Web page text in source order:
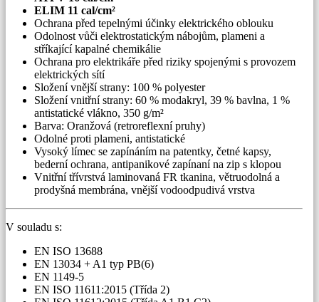
ELIM 11 cal/cm²
Ochrana před tepelnými účinky elektrického oblouku
Odolnost vůči elektrostatickým nábojům, plameni a
stříkající kapalné chemikálie
Ochrana pro elektrikáře před riziky spojenými s provozem
elektrických sítí
Složení vnější strany: 100 % polyester
Složení vnitřní strany: 60 % modakryl, 39 % bavlna, 1 %
antistatické vlákno, 350 g/m²
Barva: Oranžová (retroreflexní pruhy)
Odolné proti plameni, antistatické
Vysoký límec se zapínáním na patentky, četné kapsy,
bederní ochrana, antipanikové zapínaní na zip s klopou
Vnitřní třívrstvá laminovaná FR tkanina, větruodolná a
prodyšná membrána, vnější vodoodpudivá vrstva
V souladu s:
EN ISO 13688
EN 13034 + A1 typ PB(6)
EN 1149-5
EN ISO 11611:2015 (Třída 2)